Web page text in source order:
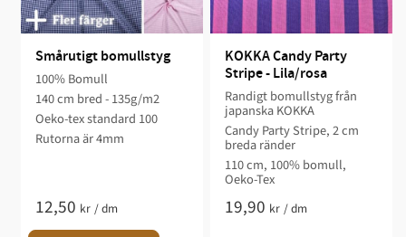
Smårutigt bomullstyg
100% Bomull
140 cm bred - 135g/m2
Oeko-tex standard 100
Rutorna är 4mm
12,50 kr /dm
KOKKA Candy Party
Stripe - Lila/rosa
Randigt bomullstyg från
japanska KOKKA
Candy Party Stripe, 2 cm
breda ränder
110 cm, 100% bomull,
Oeko-Tex
19,90 kr /dm